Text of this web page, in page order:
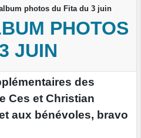
photos du Fita du 3 juin
PHOTOS
JUIN
des
Ces et Christian
aux bénévoles, bravo